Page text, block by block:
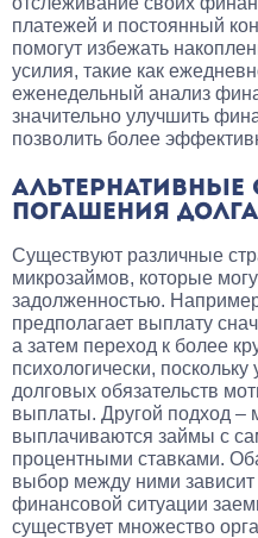
платежей и постоянный
помогут избежать
усилия, такие как
еженедельный анализ
значительно улучшить
позволить более
ПОГАШЕНИЯ ДОЛГА
Существуют различные
микрозаймов, которые
задолженностью.
предполагает выплату
а затем переход к более
психологически,
долговых обязательств
выплаты. Другой подход –
выплачиваются займы с
процентными ставками.
выбор между ними
финансовой ситуации
существует множество